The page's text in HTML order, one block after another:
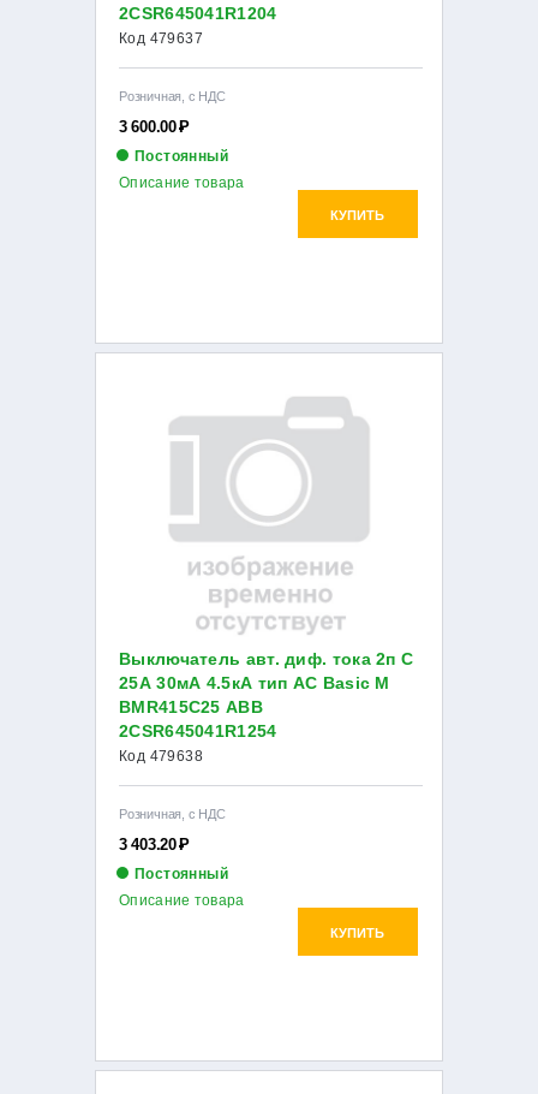
2CSR645041R1204
Код 479637
Розничная, с НДС
3 600.00Р
Постоянный
КУПИТЬ
Описание товара
Выключатель авт. диф. тока 2п С
25А 30мА 4.5кА тип AC Basic M
BMR415C25 ABB
2CSR645041R1254
Код 479638
Розничная, с НДС
3 403.20Р
Постоянный
КУПИТЬ
Описание товара